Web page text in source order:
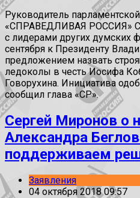
Руководитель
«СПРАВЕДЛИВАЯ РОССИЯ»
с лидерами других думских
сентября к Президенту
предложением назвать
ледоколы в честь Иосифа
Говорухина. Инициатива
сообщил глава «СР».
Сергей Миронов о
Александра
поддерживаем
Заявления
04 октября 2018 09:57